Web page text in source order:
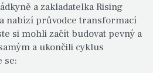
a zakladatelka Rising
nabízí průvodce transformací
si mohli začít budovat pevný a
a ukončili cyklus
se: